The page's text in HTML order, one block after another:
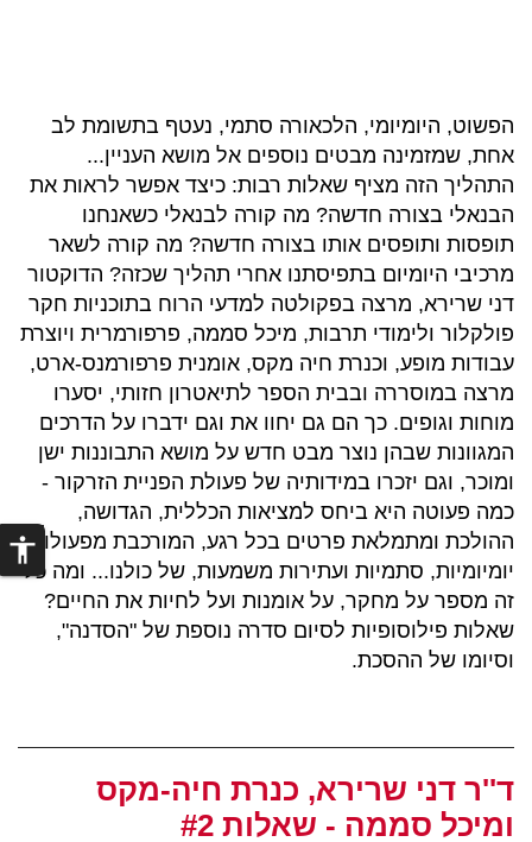
accessibility
הפשוט, היומיומי, הלכאורה סתמי, נעטף בתשומת לב
אחת, שמזמינה מבטים נוספים אל מושא העניין...
התהליך הזה מציף שאלות רבות: כיצד אפשר לראות את
הבנאלי בצורה חדשה? מה קורה לבנאלי כשאנחנו
תופסות ותופסים אותו בצורה חדשה? מה קורה לשאר
מרכיבי היומיום בתפיסתנו אחרי תהליך שכזה? הדוקטור
דני שרירא, מרצה בפקולטה למדעי הרוח בתוכניות חקר
פולקלור ולימודי תרבות, מיכל סממה, פרפורמרית ויוצרת
עבודות מופע, וכנרת חיה מקס, אומנית פרפורמנס-ארט,
מרצה במוסררה ובבית הספר לתיאטרון חזותי, יסערו
מוחות וגופים. כך הם גם יחוו את וגם ידברו על הדרכים
המגוונות שבהן נוצר מבט חדש על מושא התבוננות ישן
ומוכר, וגם יזכרו במידותיה של פעולת הפניית הזרקור -
כמה פעוטה היא ביחס למציאות הכללית, הגדושה,
ההולכת ומתמלאת פרטים בכל רגע, המורכבת מפעולות
יומיומיות, סתמיות ועתירות משמעות, של כולנו... ומה כל
זה מספר על מחקר, על אומנות ועל לחיות את החיים?
שאלות פילוסופיות לסיום סדרה נוספת של "הסדנה",
וסיומו של ההסכת.
ד''ר דני שרירא, כנרת חיה-מקס
ומיכל סממה - שאלות #2